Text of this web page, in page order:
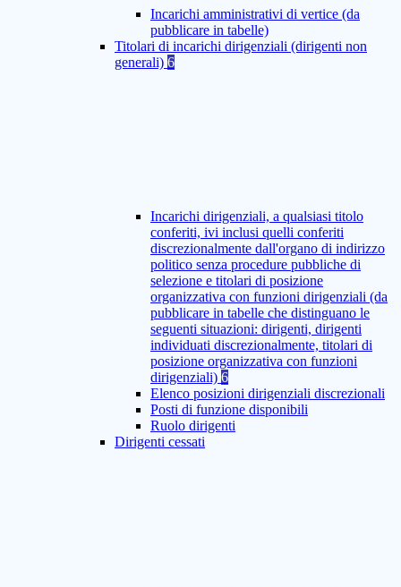
Incarichi amministrativi di vertice (da
pubblicare in tabelle)
Titolari di incarichi dirigenziali (dirigenti non
generali) 6
Incarichi dirigenziali, a qualsiasi titolo
conferiti, ivi inclusi quelli conferiti
discrezionalmente dall'organo di indirizzo
politico senza procedure pubbliche di
selezione e titolari di posizione
organizzativa con funzioni dirigenziali (da
pubblicare in tabelle che distinguano le
seguenti situazioni: dirigenti, dirigenti
individuati discrezionalmente, titolari di
posizione organizzativa con funzioni
dirigenziali) 6
Elenco posizioni dirigenziali discrezionali
Posti di funzione disponibili
Ruolo dirigenti
Dirigenti cessati